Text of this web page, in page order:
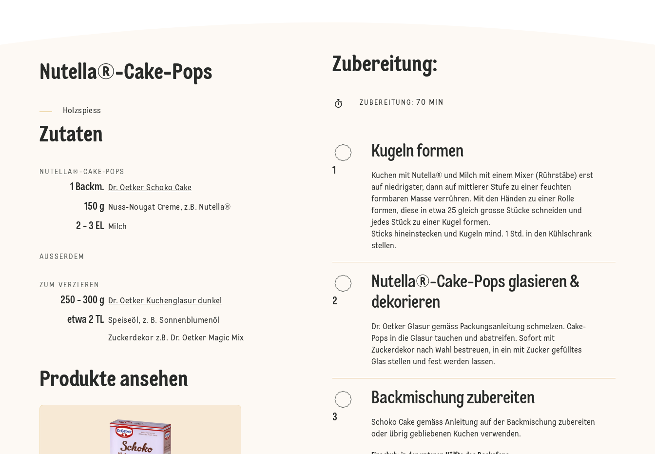
Nutella®-Cake-Pops
Holzspiess
Zutaten
NUTELLA®-CAKE-POPS
1 Backm. Dr. Oetker Schoko Cake
150 g Nuss-Nougat Creme, z.B. Nutella®
2 - 3 EL Milch
AUSSERDEM
ZUM VERZIEREN
250 - 300 g Dr. Oetker Kuchenglasur dunkel
etwa 2 TL Speiseöl, z. B. Sonnenblumenöl
Zuckerdekor z.B. Dr. Oetker Magic Mix
Produkte ansehen
Zubereitung:
ZUBEREITUNG : 70 MIN
1
Kugeln formen
Kuchen mit Nutella® und Milch mit einem Mixer (Rührstäbe) erst
auf niedrigster, dann auf mittlerer Stufe zu einer feuchten
formbaren Masse verrühren. Mit den Händen zu einer Rolle
formen, diese in etwa 25 gleich grosse Stücke schneiden und
jedes Stück zu einer Kugel formen.
Sticks hineinstecken und Kugeln mind. 1 Std. in den Kühlschrank
stellen.
2
Nutella®-Cake-Pops glasieren &
dekorieren
Dr. Oetker Glasur gemäss Packungsanleitung schmelzen. Cake-
Pops in die Glasur tauchen und abstreifen. Sofort mit
Zuckerdekor nach Wahl bestreuen, in ein mit Zucker gefülltes
Glas stellen und fest werden lassen.
3
Backmischung zubereiten
Schoko Cake gemäss Anleitung auf der Backmischung zubereiten
oder übrig gebliebenen Kuchen verwenden.